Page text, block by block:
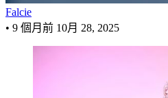
Falcie
• 9 個月前 10月 28, 2025